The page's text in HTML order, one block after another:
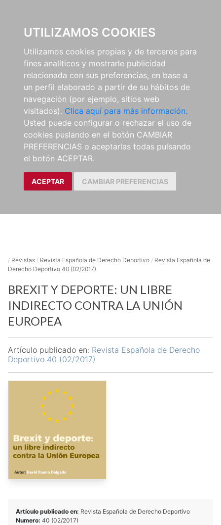
UTILIZAMOS COOKIES
Utilizamos cookies propias y de terceros para
fines analíticos y mostrarle publicidad
relacionada con sus preferencias, en base a
un perfil elaborado a partir de su hábitos de
navegación (por ejemplo, sitios web
visitados). Clica aquí para más información.
Usted puede configurar o rechazar el uso de
cookies puslando en el botón CAMBIAR
PREFERENCIAS o aceptarlas todas pulsando
el botón ACEPTAR.
ACEPTAR CAMBIAR PREFERENCIAS
/ Revistas / Revista Española de Derecho Deportivo / Revista Española de
Derecho Deportivo 40 (02/2017)
BREXIT Y DEPORTE: UN LIBRE
INDIRECTO CONTRA LA UNIÓN
EUROPEA
Artículo publicado en: Revista Española de Derecho
Deportivo 40 (02/2017)
Artículo publicado en: Revista Española de Derecho Deportivo
Numero: 40 (02/2017)